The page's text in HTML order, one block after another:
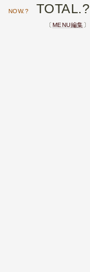
NOW.? TOTAL.?
〔MENU編集〕